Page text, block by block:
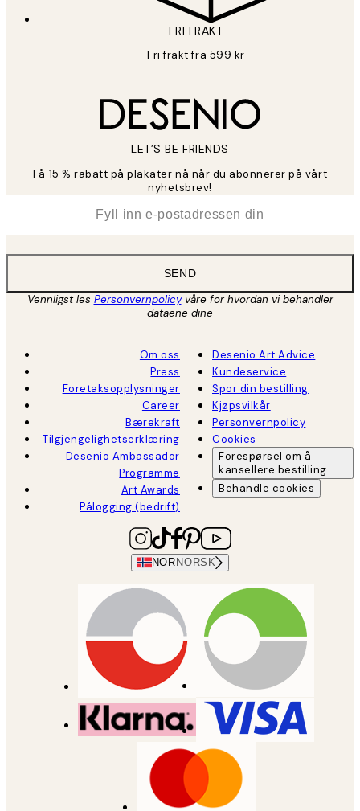
FRI FRAKT
Fri frakt fra 599 kr
LET’S BE FRIENDS
Få 15 % rabatt på plakater nå når du abonnerer på vårt
nyhetsbrev!
SEND
Vennligst les Personvernpolicyvåre for hvordan vi behandler
dataene dine
Om oss
Press
Foretaksopplysninger
Career
Bærekraft
Tilgjengelighetserklæring
Desenio Ambassador
Programme
Art Awards
Pålogging (bedrift)
Desenio Art Advice
Kundeservice
Spor din bestilling
Kjøpsvilkår
Personvernpolicy
Cookies
Forespørsel om å
kansellere bestilling
Behandle cookies
NOR NORSK